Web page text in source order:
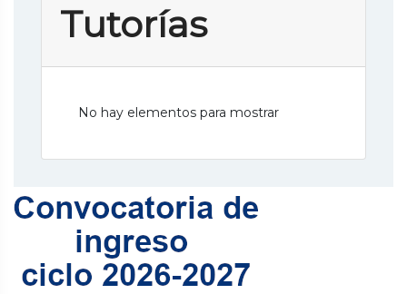
Tutorías
No hay elementos para mostrar